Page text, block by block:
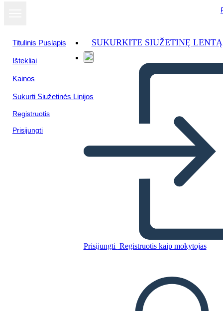
Titulinis Puslapis
Ištekliai
Kainos
Sukurti Siužetinės Linijos
Registruotis
Prisijungti
SUKURKITE SIUŽETINĘ LENTĄ
Prisijungti Registruotis kaip mokytojas
PALEISTI SKAIDRIŲ DEMONSTRACIJĄ